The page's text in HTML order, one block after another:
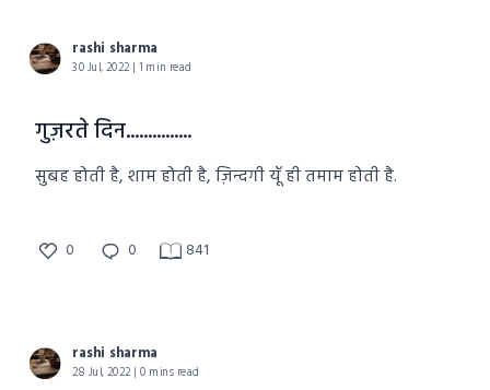
rashi sharma
30 Jul, 2022 | 1 min read
गुज़रते दिन...............
सुबह होती है, शाम होती है, ज़िन्दगी यूँ ही तमाम होती है.
0 0 841
rashi sharma
28 Jul, 2022 | 0 mins read